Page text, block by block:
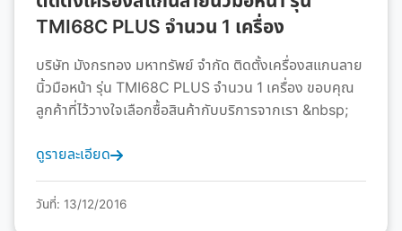
TMI68C PLUS จำนวน 1 เครื่อง
บริษัท มังกรทอง มหาทรัพย์ จำกัด ติดตั้งเครื่องสแกนลาย
นิ้วมือหน้า รุ่น TMI68C PLUS จำนวน 1 เครื่อง ขอบคุณ
ลูกค้าที่ไว้วางใจเลือกซื้อสินค้ากับบริการจากเรา &nbsp;
ดูรายละเอียด
วันที่: 13/12/2016